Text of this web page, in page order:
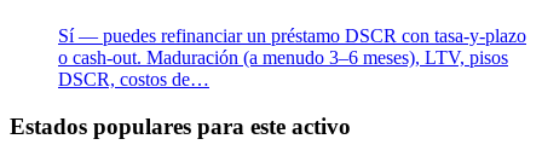
Sí — puedes refinanciar un préstamo DSCR con tasa-y-plazo
o cash-out. Maduración (a menudo 3–6 meses), LTV, pisos
DSCR, costos de…
Estados populares para este activo